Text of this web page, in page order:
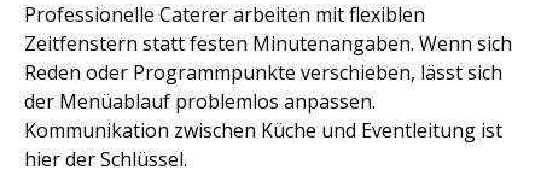
Professionelle Caterer arbeiten mit flexiblen
Zeitfenstern statt festen Minutenangaben. Wenn sich
Reden oder Programmpunkte verschieben, lässt sich
der Menüablauf problemlos anpassen.
Kommunikation zwischen Küche und Eventleitung ist
hier der Schlüssel.